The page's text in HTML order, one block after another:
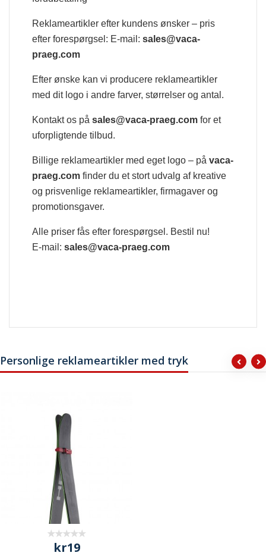
Reklameartikler efter kundens ønsker – pris
efter forespørgsel: E-mail:sales@vaca-
praeg.com
Efter ønske kan vi producere reklameartikler
med dit logo i andre farver, størrelser og antal.
Kontakt os påsales@vaca-praeg.com for et
uforpligtende tilbud.
Billige reklameartikler med eget logo – påvaca-
praeg.com finder du et stort udvalg af kreative
og prisvenlige reklameartikler, firmagaver og
promotionsgaver.
Alle priser fås efter forespørgsel. Bestil nu!
E-mail:sales@vaca-praeg.com
Personlige reklameartikler med tryk
kr19